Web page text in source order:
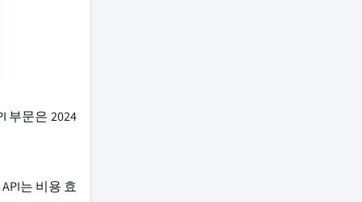
부문은 2024
는 비용 효